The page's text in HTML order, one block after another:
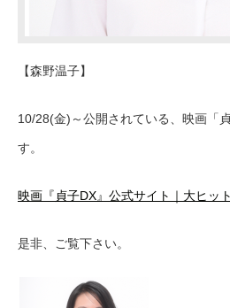
【森野温子】
10/28(金)～公開されている、映画「
す。
映画『貞子DX』公式サイト｜大ヒッ
是非、ご覧下さい。